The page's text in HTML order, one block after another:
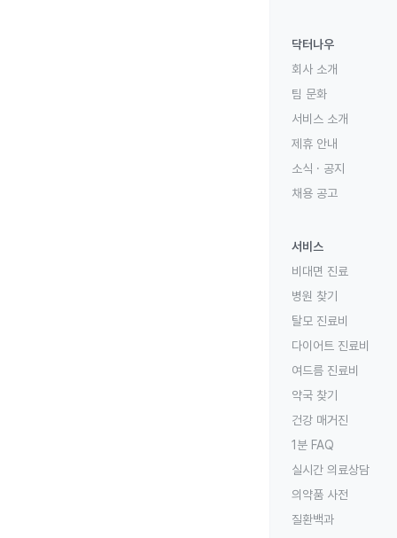
닥터나우
회사 소개
팀 문화
서비스 소개
제휴 안내
소식 · 공지
채용 공고
서비스
비대면 진료
병원 찾기
탈모 진료비
다이어트 진료비
여드름 진료비
약국 찾기
건강 매거진
1분 FAQ
실시간 의료상담
의약품 사전
질환백과